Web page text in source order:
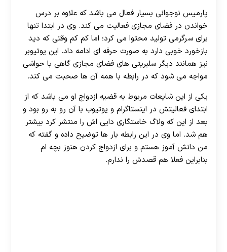
پارمیس نوجوانی بسیار فعال می باشد که علاوه بر درس
خواندن در فضای مجازی فعالیت می کند. وی در ابتدا تنها
برای سرگرمی تولید محتوا می کرد؛ اما کم کم وقتی که دید
بازخورد خوبی دارد به صورت حرفه ای ادامه داد. این یوتیوبر
نیز همانند دیگر سلبریتی های فضای مجازی گاهی با حواشی
مواجه می شود که در رابطه با همه آن ها صحبت می کند.
یکی از این شایعات مربوط به قضیه ازدواج او می باشد که از
ابتدای فعالیتش در اینستاگرام و یوتیوب با آن رو به رو بود و
بعد از این که ولاگ خاستگاری دایی اش را منتشر کرد بیشتر
هم شد. اما وی در این رابطه بار ها توضیح داده و گفته که
من دانش آموز هستم و برای ازدواج کردن هنوز بچه ام
بنابراین فعلا هم قصدش را ندارم.